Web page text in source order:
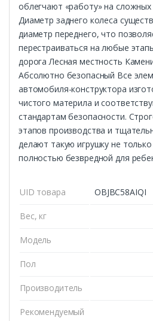
облегчают «работу» на сложных
Диаметр заднего колеса
диаметр переднего, что
перестраиваться на любые
дорога Лесная местность
Абсолютно безопасный Все
автомобиля-конструктора
чистого материла и
стандартам безопасности.
этапов производства и
делают такую игрушку не
полностью безвредной для
UID товара OBJBC58AIQI
Вес, кг
Модель
Пол
Производитель
Рекомендуемый